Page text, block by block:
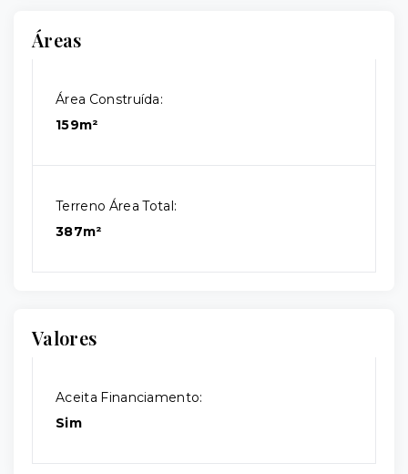
Áreas
Área Construída:
159m²
Terreno Área Total:
387m²
Valores
Aceita Financiamento:
Sim